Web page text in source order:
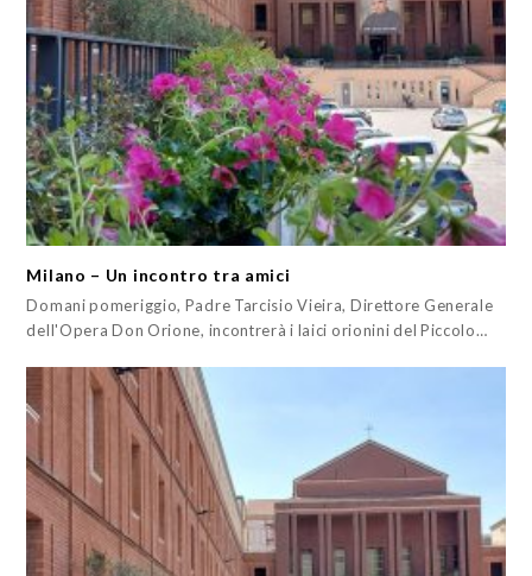
Milano – Un incontro tra amici
Domani pomeriggio, Padre Tarcisio Vieira, Direttore Generale
dell'Opera Don Orione, incontrerà i laici orionini del Piccolo…